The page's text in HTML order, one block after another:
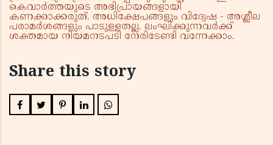
കെവാർത്തയുടെ അഭിപ്രായങ്ങളായി
കണക്കാക്കരുത്. അധിക്ഷേപങ്ങളും വിദ്വേഷ - അശ്ലീല
പരാമർശങ്ങളും പാടുള്ളതല്ല. ലംഘിക്കുന്നവർക്ക്
ശക്തമായ നിയമനടപടി നേരിടേണ്ടി വന്നേക്കാം.
Share this story